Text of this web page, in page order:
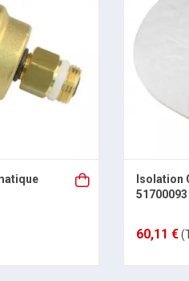
Isolation
51700093
60,11 €